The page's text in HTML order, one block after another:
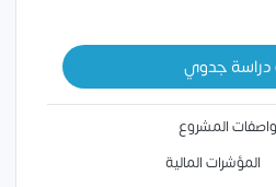
جدوي
المشروع
المؤشرات المالية